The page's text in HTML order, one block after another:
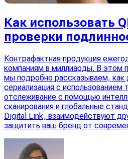
Как использовать
проверки
Контрафактная продукция
компаниям в миллиарды. В этом
мы подробно рассказываем, как
сериализация с использованием
отслеживание с помощью
сканирования и глобальные
Digital Link, взаимодействуют
защитить ваш бренд от